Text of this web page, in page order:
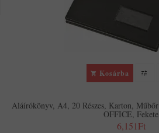
Kosárba
Aláírókönyv, A4, 20 Részes, Karton,
OFFICE, Fekete
6,151Ft